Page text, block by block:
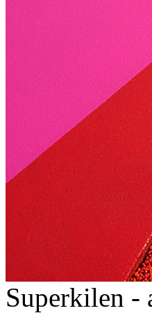
Superkilen -